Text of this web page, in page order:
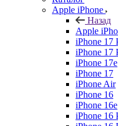
Apple iPhone
Назад
Apple
iPhone 17
iPhone 17
iPhone 17e
iPhone 17
iPhone Air
iPhone 16
iPhone 16e
iPhone 16